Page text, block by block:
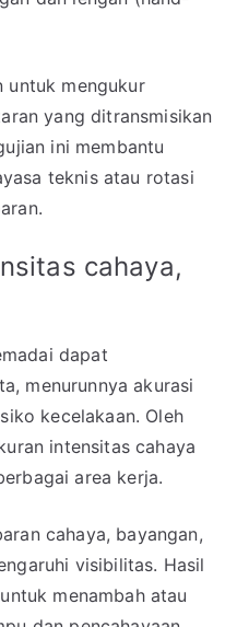
untuk mengukur
yang ditransmisikan
ini membantu
teknis atau rotasi
cahaya,
dapat
menurunnya akurasi
kecelakaan. Oleh
intensitas cahaya
area kerja.
cahaya, bayangan,
visibilitas. Hasil
menambah atau